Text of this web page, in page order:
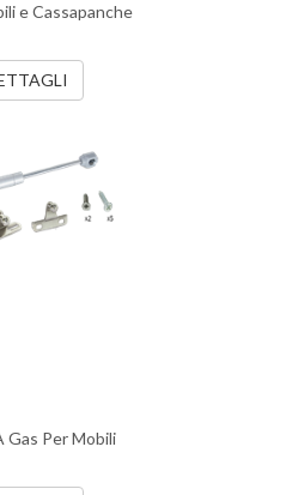
e Cassapanche
Gas Per Mobili